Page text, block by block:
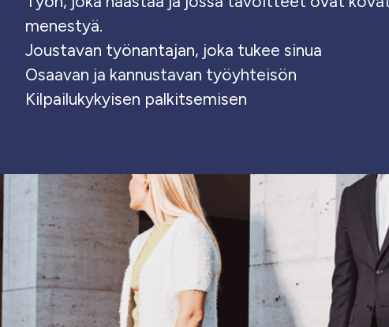
menestyä.
Joustavan työnantajan, joka tukee sinua
Osaavan ja kannustavan työyhteisön
Kilpailukykyisen palkitsemisen